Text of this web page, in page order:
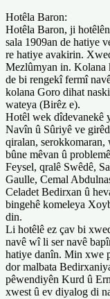
Hotêla Baron:
Hotêla Baron, ji
sala 1909an de hatiye
re hatiye avakirin.
Mezlûmyan in. Kolana
de bi rengekî fermî
kolana Goro dihat
wateya (Birêz e).
Hotêl wek dîdevanekê
Navîn û Sûriyê ve
qiralan,
bûne mêvan û
Feysel, qralê Swêdê,
Gaulle, Cemal
Celadet Bedirxan û
bingehê komeleya
din.
Li hotêlê ez çav bi
navê wî li ser navê
hatiye danîn. Min xwe
dor malbata
pêwendiyên Kurd û
xwest û ev diyalog di